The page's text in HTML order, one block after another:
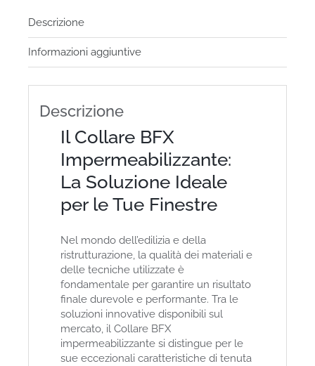
Descrizione
Informazioni aggiuntive
Descrizione
Il Collare BFX
Impermeabilizzante:
La Soluzione Ideale
per le Tue Finestre
Nel mondo dell’edilizia e della
ristrutturazione, la qualità dei materiali e
delle tecniche utilizzate è
fondamentale per garantire un risultato
finale durevole e performante. Tra le
soluzioni innovative disponibili sul
mercato, il Collare BFX
impermeabilizzante si distingue per le
sue eccezionali caratteristiche di tenuta